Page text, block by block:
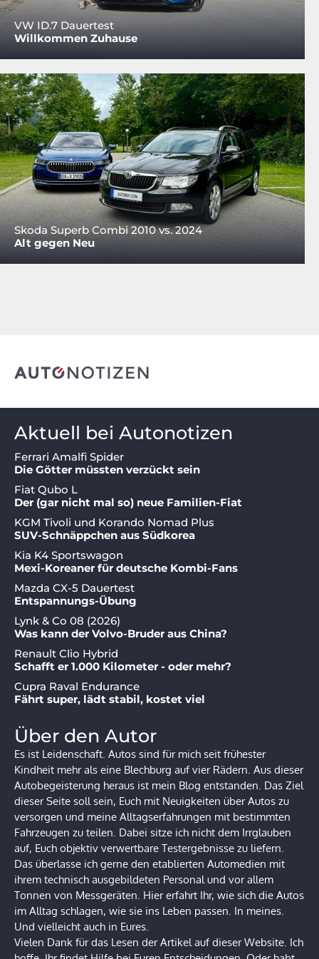
VW ID.7 Dauertest
Willkommen Zuhause
Skoda Superb Combi 2010 vs. 2024
Alt gegen Neu
Aktuell bei Autonotizen
Ferrari Amalfi Spider
Die Götter müssten verzückt sein
Fiat Qubo L
Der (gar nicht mal so) neue Familien-Fiat
KGM Tivoli und Korando Nomad Plus
SUV-Schnäppchen aus Südkorea
Kia K4 Sportswagon
Mexi-Koreaner für deutsche Kombi-Fans
Mazda CX-5 Dauertest
Entspannungs-Übung
Lynk & Co 08 (2026)
Was kann der Volvo-Bruder aus China?
Renault Clio Hybrid
Schafft er 1.000 Kilometer - oder mehr?
Cupra Raval Endurance
Fährt super, lädt stabil, kostet viel
Über den Autor
Es ist Leidenschaft. Autos sind für mich seit frühester
Kindheit mehr als eine Blechburg auf vier Rädern. Aus dieser
Autobegeisterung heraus ist mein Blog entstanden. Das Ziel
dieser Seite soll sein, Euch mit Neuigkeiten über Autos zu
versorgen und meine Alltagserfahrungen mit bestimmten
Fahrzeugen zu teilen. Dabei sitze ich nicht dem Irrglauben
auf, Euch objektiv verwertbare Testergebnisse zu liefern.
Das überlasse ich gerne den etablierten Automedien mit
ihrem technisch ausgebildeten Personal und vor allem
Tonnen von Messgeräten. Hier erfahrt Ihr, wie sich die Autos
im Alltag schlagen, wie sie ins Leben passen. In meines.
Und vielleicht auch in Eures.
Vielen Dank für das Lesen der Artikel auf dieser Website. Ich